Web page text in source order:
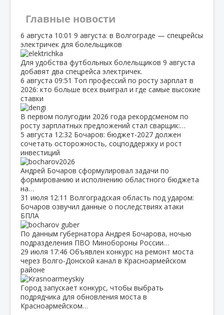
Главные новости
6 августа 10:01 9 августа: в Волгограде — спецрейсы
электричек для болельщиков
Для удобства футбольных болельщиков 9 августа
добавят два спецрейса электричек.
6 августа 09:51 Топ профессий по росту зарплат в
2026: кто больше всех выиграл и где самые высокие
ставки
В первом полугодии 2026 года рекордсменом по
росту зарплатных предложений стал сварщик:…
5 августа 12:32 Бочаров: бюджет‑2027 должен
сочетать осторожность, соцподдержку и рост
инвестиций
Андрей Бочаров сформулировал задачи по
формированию и исполнению областного бюджета
на…
31 июля 12:11 Волгоградская область под ударом:
Бочаров озвучил данные о последствиях атаки
БПЛА
По данным губернатора Андрея Бочарова, ночью
подразделения ПВО Минобороны России…
29 июля 17:46 Объявлен конкурс на ремонт моста
через Волго‑Донской канал в Красноармейском
районе
Город запускает конкурс, чтобы выбрать
подрядчика для обновления моста в
Красноармейском…